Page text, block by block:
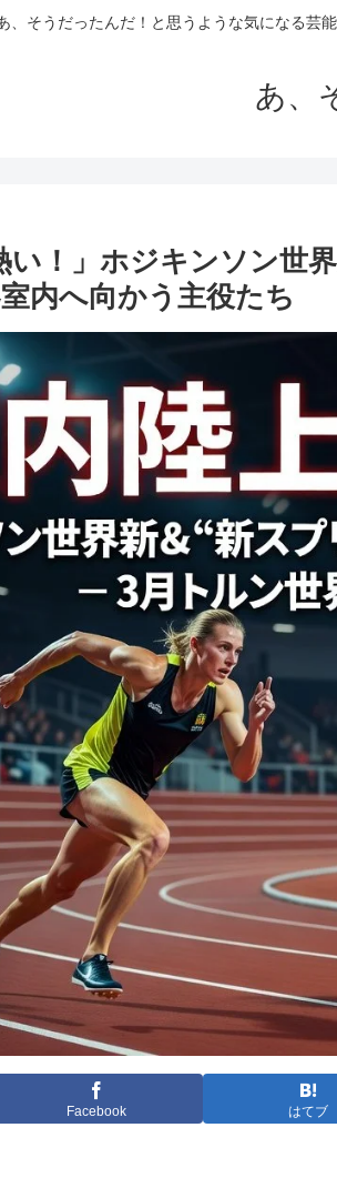
、そうだったんだ！と思うような気になる芸
あ、
い！」ホジキンソン世
内へ向かう主役たち
Facebook はてブ